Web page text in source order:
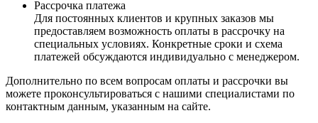
Рассрочка платежа
Для постоянных клиентов и крупных заказов мы
предоставляем возможность оплаты в рассрочку на
специальных условиях. Конкретные сроки и схема
платежей обсуждаются индивидуально с менеджером.
Дополнительно по всем вопросам оплаты и рассрочки вы
можете проконсультироваться с нашими специалистами по
контактным данным, указанным на сайте.